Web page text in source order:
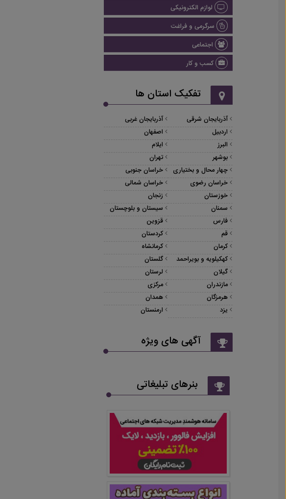
لوازم الکترونیکی
سرگرمی و فراغت
اجتماعی
کسب و کار
تفکیک استان ها
آذربایجان شرقی
آذربایجان غربی
اردبیل
اصفهان
البرز
ایلام
بوشهر
تهران
چهار محال و بختیاری
خراسان جنوبی
خراسان رضوی
خراسان شمالی
خوزستان
زنجان
سمنان
سیستان و بلوچستان
فارس
قزوین
قم
کردستان
کرمان
کرمانشاه
کهکیلویه و بویراحمد
گلستان
گیلان
لرستان
مازندران
مرکزی
هرمزگان
همدان
یزد
ارمنستان
آگهی های ویژه
بنرهای تبلیغاتی